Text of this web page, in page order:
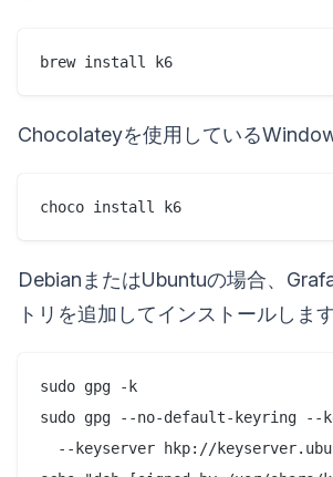
Chocolateyを使用している
DebianまたはUbuntuの場合、
トリを追加してインストールします
sudo gpg -k
sudo gpg --no-default-keyring --
--keyserver hkp://